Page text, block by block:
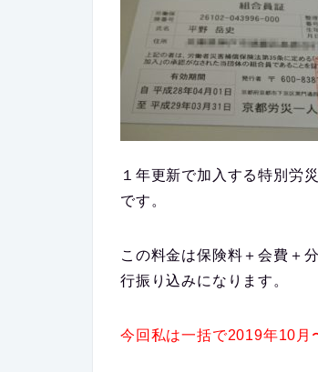
１年更新で加入する特別労
です。
この料金は保険料＋会費＋
行振り込みになります。
今回私は一括で2019年10月